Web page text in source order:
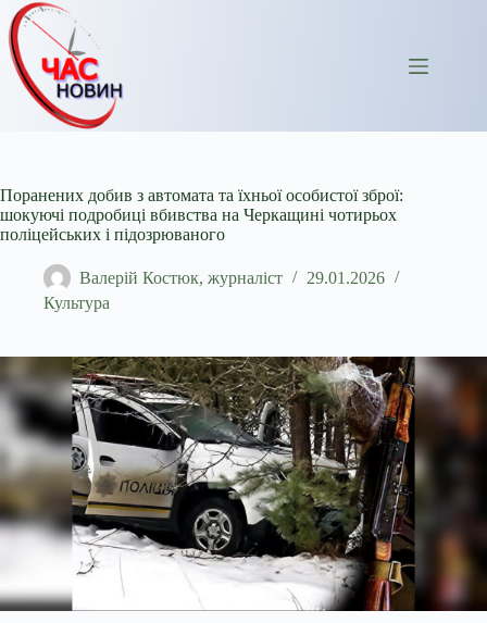
Перейти
до
вмісту
Поранених добив з автомата та їхньої особистої зброї:
шокуючі подробиці вбивства на Черкащині чотирьох
поліцейських і підозрюваного
Валерій Костюк, журналіст
29.01.2026
Культура